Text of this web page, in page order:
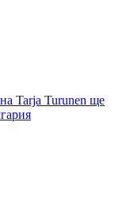
Tarja Turunen ще